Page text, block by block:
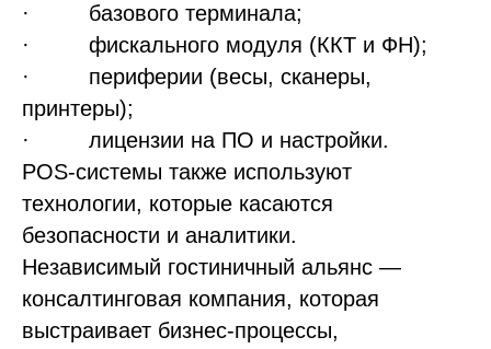
· базового терминала;
· фискального модуля (ККТ и ФН);
· периферии (весы, сканеры,
принтеры);
· лицензии на ПО и настройки.
POS-системы также используют
технологии, которые касаются
безопасности и аналитики.
Независимый гостиничный альянс —
консалтинговая компания, которая
выстраивает бизнес-процессы,